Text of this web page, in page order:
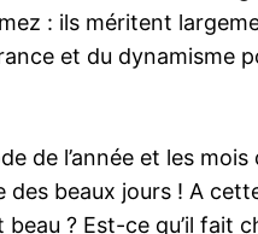
: ils méritent
et du dynamisme
de l’année et les
des beaux jours ! A
? Est-ce qu’il fait